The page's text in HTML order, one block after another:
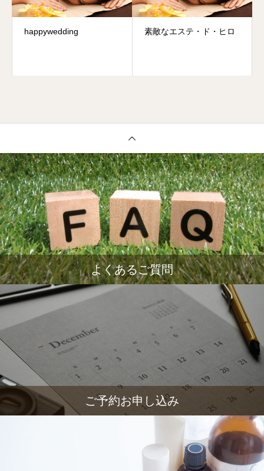
happywedding 素敵なエステ・ド・ヒロ
よくあるご質問
ご予約お申し込み